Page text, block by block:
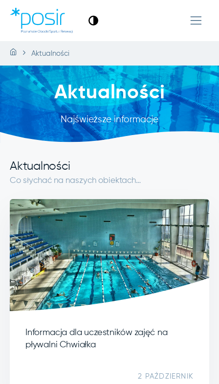
Aktualności
Aktualności
Najświeższe informacje
Aktualności
Co słychać na naszych obiektach…
Informacja dla uczestników zajęć na
pływalni Chwiałka
2 PAŹDZIERNIK